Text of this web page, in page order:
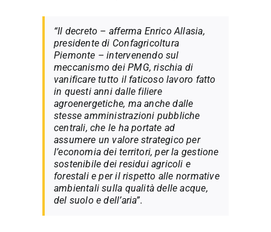
“Il decreto – afferma Enrico Allasia,
presidente di Confagricoltura
Piemonte – intervenendo sul
meccanismo dei PMG, rischia di
vanificare tutto il faticoso lavoro fatto
in questi anni dalle filiere
agroenergetiche, ma anche dalle
stesse amministrazioni pubbliche
centrali, che le ha portate ad
assumere un valore strategico per
l’economia dei territori, per la gestione
sostenibile dei residui agricoli e
forestali e per il rispetto alle normative
ambientali sulla qualità delle acque,
del suolo e dell’aria”.